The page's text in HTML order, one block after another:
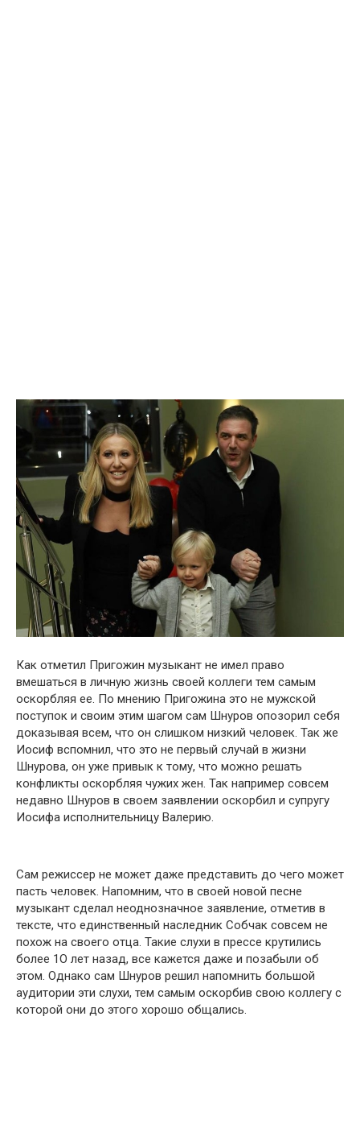
Как отметил Пригожин музыкант не имел право
вмешаться в личную жизнь своей коллеги тем самым
оскорбляя ее. По мнению Пригожина это не мужской
поступок и своим этим шагом сам Шнуров опозорил себя
доказывая всем, что он слишком низкий человек. Так же
Иосиф вспомнил, что это не первый случай в жизни
Шнурова, он уже привык к тому, что можно решать
конфликты оскорбляя чужих жен. Так например совсем
недавно Шнуров в своем заявлении оскорбил и супругу
Иосифа исполнительницу Валерию.
Сам режиссер не может даже представить до чего может
пасть человек. Напомним, что в своей новой песне
музыкант сделал неоднозначное заявление, отметив в
тексте, что единственный наследник Собчак совсем не
похож на своего отца. Такие слухи в прессе крутились
более 1О лет назад, все кажется даже и позабыли об
этом. Однако сам Шнуров решил напомнить большой
аудитории эти слухи, тем самым оскорбив свою коллегу с
которой они до этого хорошо общались.